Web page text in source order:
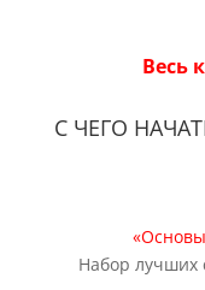
Весь
С ЧЕГО
Набор лучших